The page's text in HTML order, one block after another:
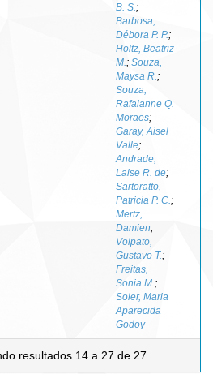
B. S. ;
Barbosa,
Débora P. P.;
Holtz, Beatriz
M. ; Souza,
Maysa R. ;
Souza,
Rafaianne Q.
Moraes;
Garay, Aisel
Valle;
Andrade,
Laise R. de;
Sartoratto,
Patricia P. C. ;
Mertz,
Damien;
Volpato,
Gustavo T.;
Freitas,
Sonia M. ;
Soler, Maria
Aparecida
Godoy
resultados 14 a 27 de 27